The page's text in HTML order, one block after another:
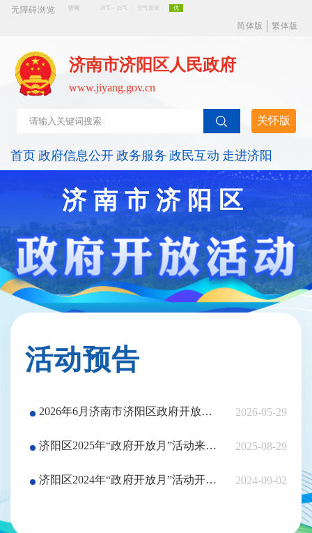
无障碍浏览
简体版
繁体版
济南市济阳区人民政府
www.jiyang.gov.cn
关怀版
首页 政府信息公开 政务服务 政民互动 走进济阳
济南市济阳区
活动预告
2026年6月济南市济阳区政府开放活动预告 2026-05-29
济阳区2025年“政府开放月”活动来了！ 2025-08-29
济阳区2024年“政府开放月”活动开始啦！ 2024-09-02